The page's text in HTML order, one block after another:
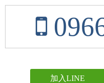
加入LINE